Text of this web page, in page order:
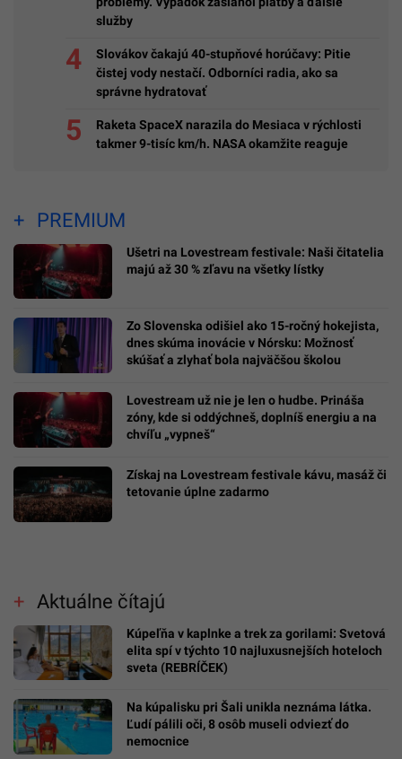
služby
Slovákov čakajú 40-stupňové horúčavy: Pitie
čistej vody nestačí. Odborníci radia, ako sa
správne hydratovať
Raketa SpaceX narazila do Mesiaca v rýchlosti
takmer 9-tisíc km/h. NASA okamžite reaguje
PREMIUM
Ušetri na Lovestream festivale: Naši čitatelia
majú až 30 % zľavu na všetky lístky
Zo Slovenska odišiel ako 15-ročný hokejista,
dnes skúma inovácie v Nórsku: Možnosť
skúšať a zlyhať bola najväčšou školou
Lovestream už nie je len o hudbe. Prináša
zóny, kde si oddýchneš, doplníš energiu a na
chvíľu „vypneš“
Získaj na Lovestream festivale kávu, masáž či
tetovanie úplne zadarmo
Aktuálne čítajú
Kúpeľňa v kaplnke a trek za gorilami: Svetová
elita spí v týchto 10 najluxusnejších hoteloch
sveta (REBRÍČEK)
Na kúpalisku pri Šali unikla neznáma látka.
Ľudí pálili oči, 8 osôb museli odviezť do
nemocnice